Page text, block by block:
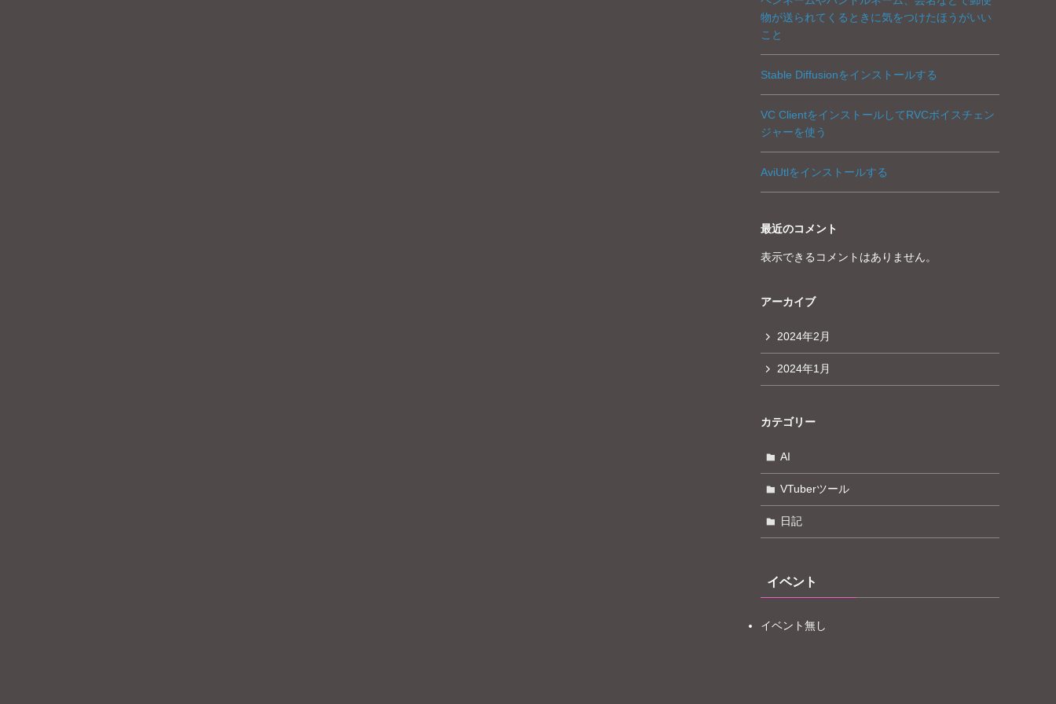
物が送られてくるときに気をつけたほうがいい
こと
Stable Diffusionをインストールする
VC ClientをインストールしてRVCボイスチェン
ジャーを使う
AviUtlをインストールする
最近のコメント
表示できるコメントはありません。
アーカイブ
2024年2月
2024年1月
カテゴリー
AI
VTuberツール
日記
イベント
イベント無し